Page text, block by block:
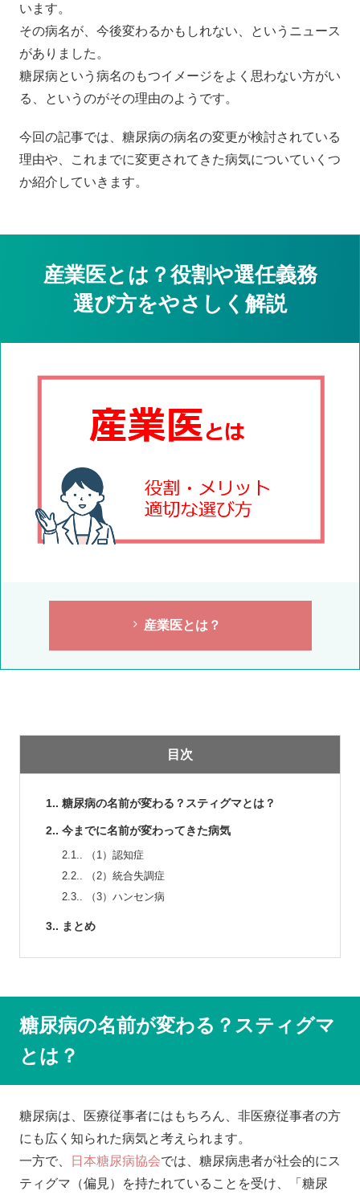
います。
その病名が、今後変わるかもしれない、というニュース
がありました。
糖尿病という病名のもつイメージをよく思わない方がい
る、というのがその理由のようです。
今回の記事では、糖尿病の病名の変更が検討されている
理由や、これまでに変更されてきた病気についていくつ
か紹介していきます。
産業医とは？役割や選任義務
選び方をやさしく解説
産業医とは？
目次
1. 糖尿病の名前が変わる？スティグマとは？
2. 今までに名前が変わってきた病気
2.1.
（1）認知症
2.2.
（2）統合失調症
2.3.
（3）ハンセン病
3. まとめ
糖尿病の名前が変わる？スティグマ
とは？
糖尿病は、医療従事者にはもちろん、非医療従事者の方
にも広く知られた病気と考えられます。
一方で、
日本糖尿病協会では、糖尿病患者が社会的にス
ティグマ（偏見）を持たれていることを受け、「糖尿